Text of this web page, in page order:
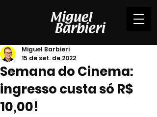
Semana do Cinema:
ingresso custa só R$
10,00!
Miguel Barbieri
15 de set. de 2022